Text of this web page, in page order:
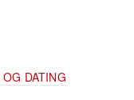
DATING